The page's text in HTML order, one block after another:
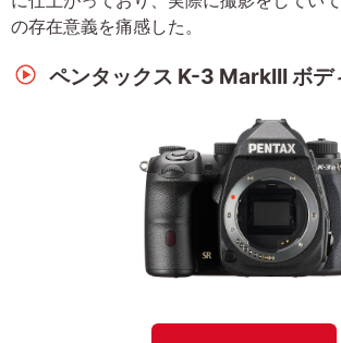
の存在意義を痛感した。
ペンタックス K-3 MarkIII ボデ